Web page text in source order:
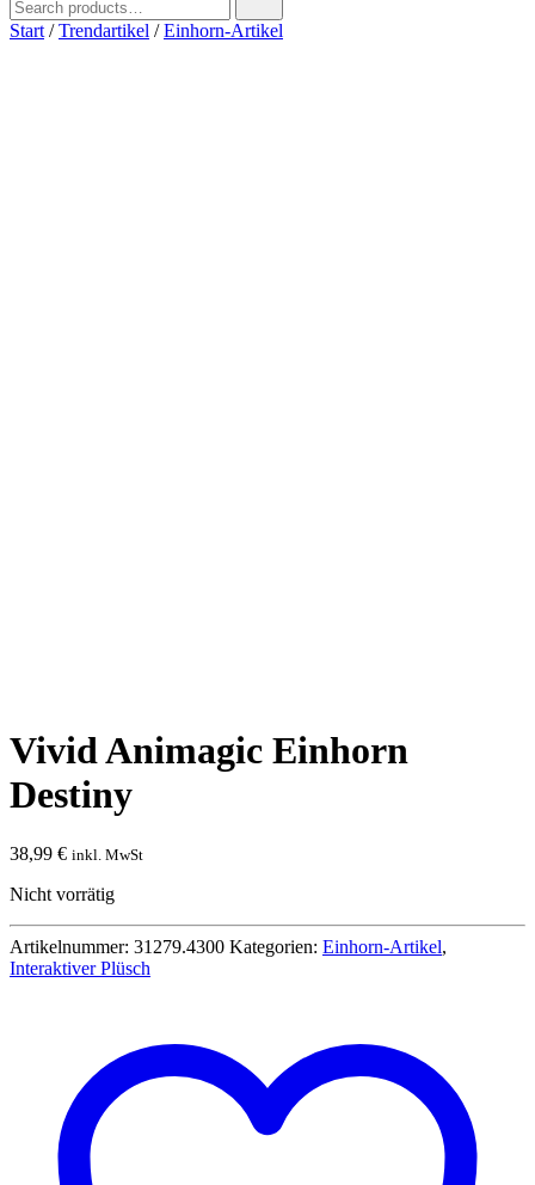
for:
Start /Trendartikel /Einhorn-Artikel
Vivid Animagic Einhorn
Destiny
38,99 € inkl. MwSt
Nicht vorrätig
Artikelnummer: 31279.4300 Kategorien: Einhorn-Artikel,
Interaktiver Plüsch